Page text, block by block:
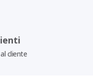
cliente